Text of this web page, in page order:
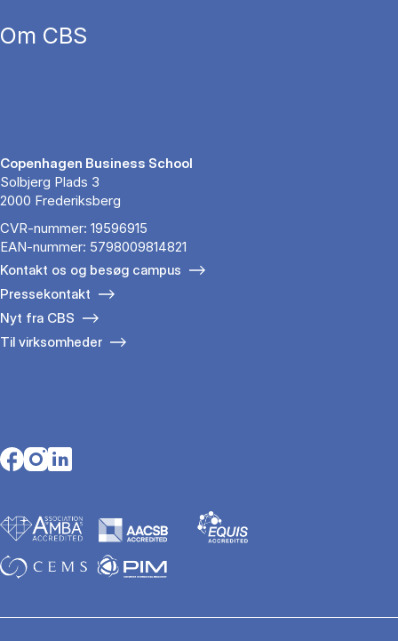
Om CBS
Copenhagen Business School
Solbjerg Plads 3
2000 Frederiksberg
CVR-nummer: 19596915
EAN-nummer: 5798009814821
Kontakt os og besøg campus
Pressekontakt
Nyt fra CBS
Til virksomheder
Opens in a new tab
Opens in a new tab
Opens in a new tab